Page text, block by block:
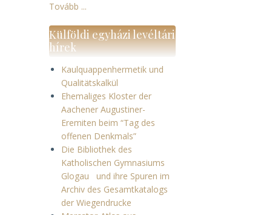
Tovább ...
Külföldi egyházi levéltári
hírek
Kaulquappenhermetik und
Qualitätskalkül
Ehemaliges Kloster der
Aachener Augustiner-
Eremiten beim “Tag des
offenen Denkmals”
Die Bibliothek des
Katholischen Gymnasiums
Glogau und ihre Spuren im
Archiv des Gesamtkatalogs
der Wiegendrucke